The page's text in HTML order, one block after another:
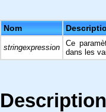
Nom
stringexpression
Ce
dans les
Description